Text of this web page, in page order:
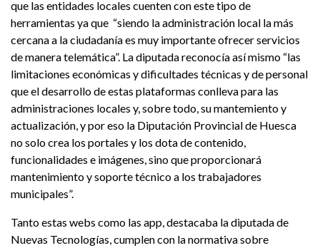
que las entidades locales cuenten con este tipo de
herramientas ya que “siendo la administración local la más
cercana a la ciudadanía es muy importante ofrecer servicios
de manera telemática”. La diputada reconocía así mismo “las
limitaciones económicas y dificultades técnicas y de personal
que el desarrollo de estas plataformas conlleva para las
administraciones locales y, sobre todo, su mantemiento y
actualización, y por eso la Diputación Provincial de Huesca
no solo crea los portales y los dota de contenido,
funcionalidades e imágenes, sino que proporcionará
mantenimiento y soporte técnico a los trabajadores
municipales”.
Tanto estas webs como las app, destacaba la diputada de
Nuevas Tecnologías, cumplen con la normativa sobre